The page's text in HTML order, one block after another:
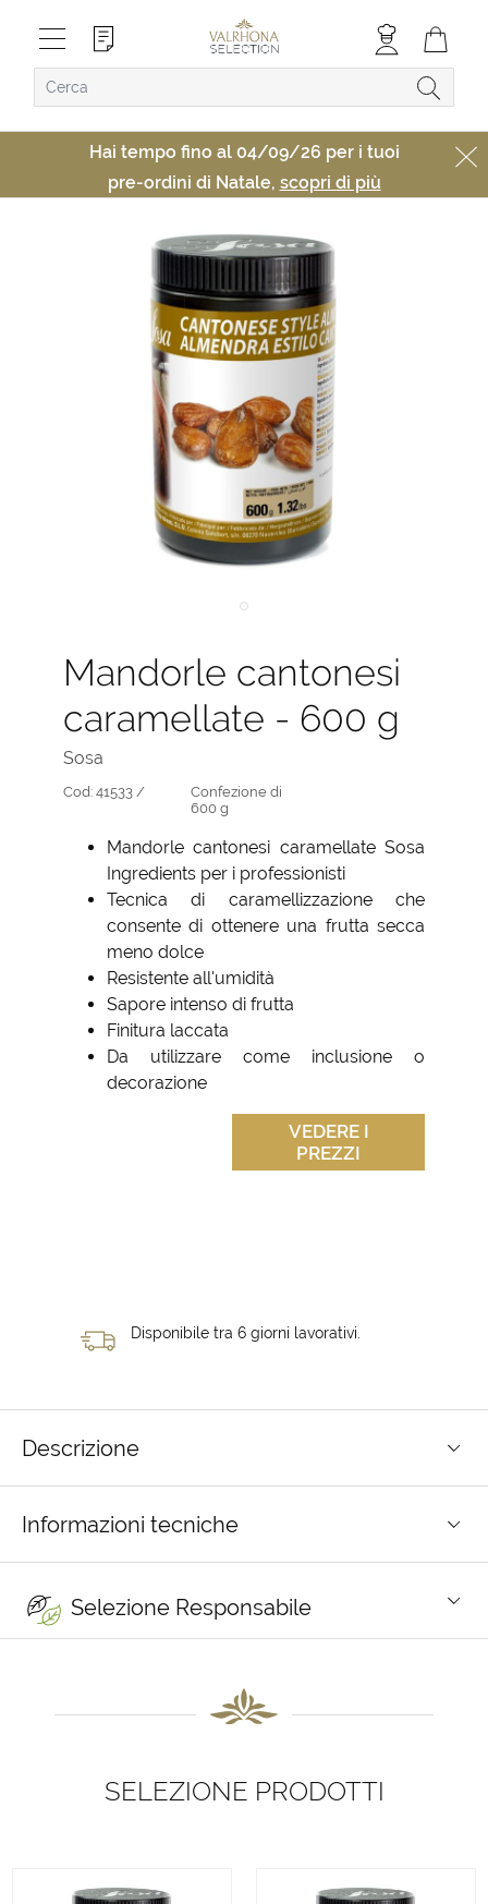
Hai tempo fino al 04/09/26 per i tuoi
pre-ordini di Natale, scopri di più
Mandorle cantonesi
caramellate - 600 g
Sosa
Cod: 41533 /
Confezione di
600 g
Mandorle cantonesi caramellate Sosa
Ingredients per i professionisti
Tecnica di caramellizzazione che
consente di ottenere una frutta secca
meno dolce
Resistente all'umidità
Sapore intenso di frutta
Finitura laccata
Da utilizzare come inclusione o
decorazione
VEDERE I
PREZZI
Disponibile tra 6 giorni lavorativi.
Descrizione
Informazioni tecniche
Selezione Responsabile
SELEZIONE PRODOTTI